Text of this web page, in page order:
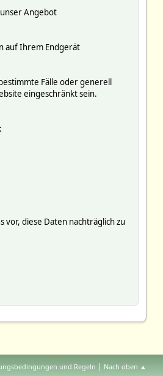
Angebot
auf Ihrem Endgerät
Fälle oder generell
eingeschränkt sein.
diese Daten nachträglich zu
und Regeln | Nach oben ▲